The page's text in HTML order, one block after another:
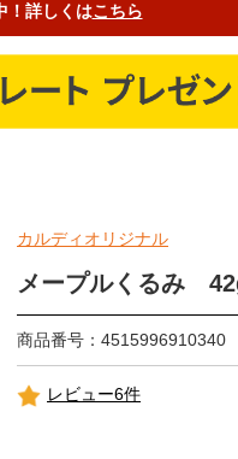
！詳しくはこちら
カルディオリジナル
メープルくるみ
商品番号：4515996910340
レビュー6件